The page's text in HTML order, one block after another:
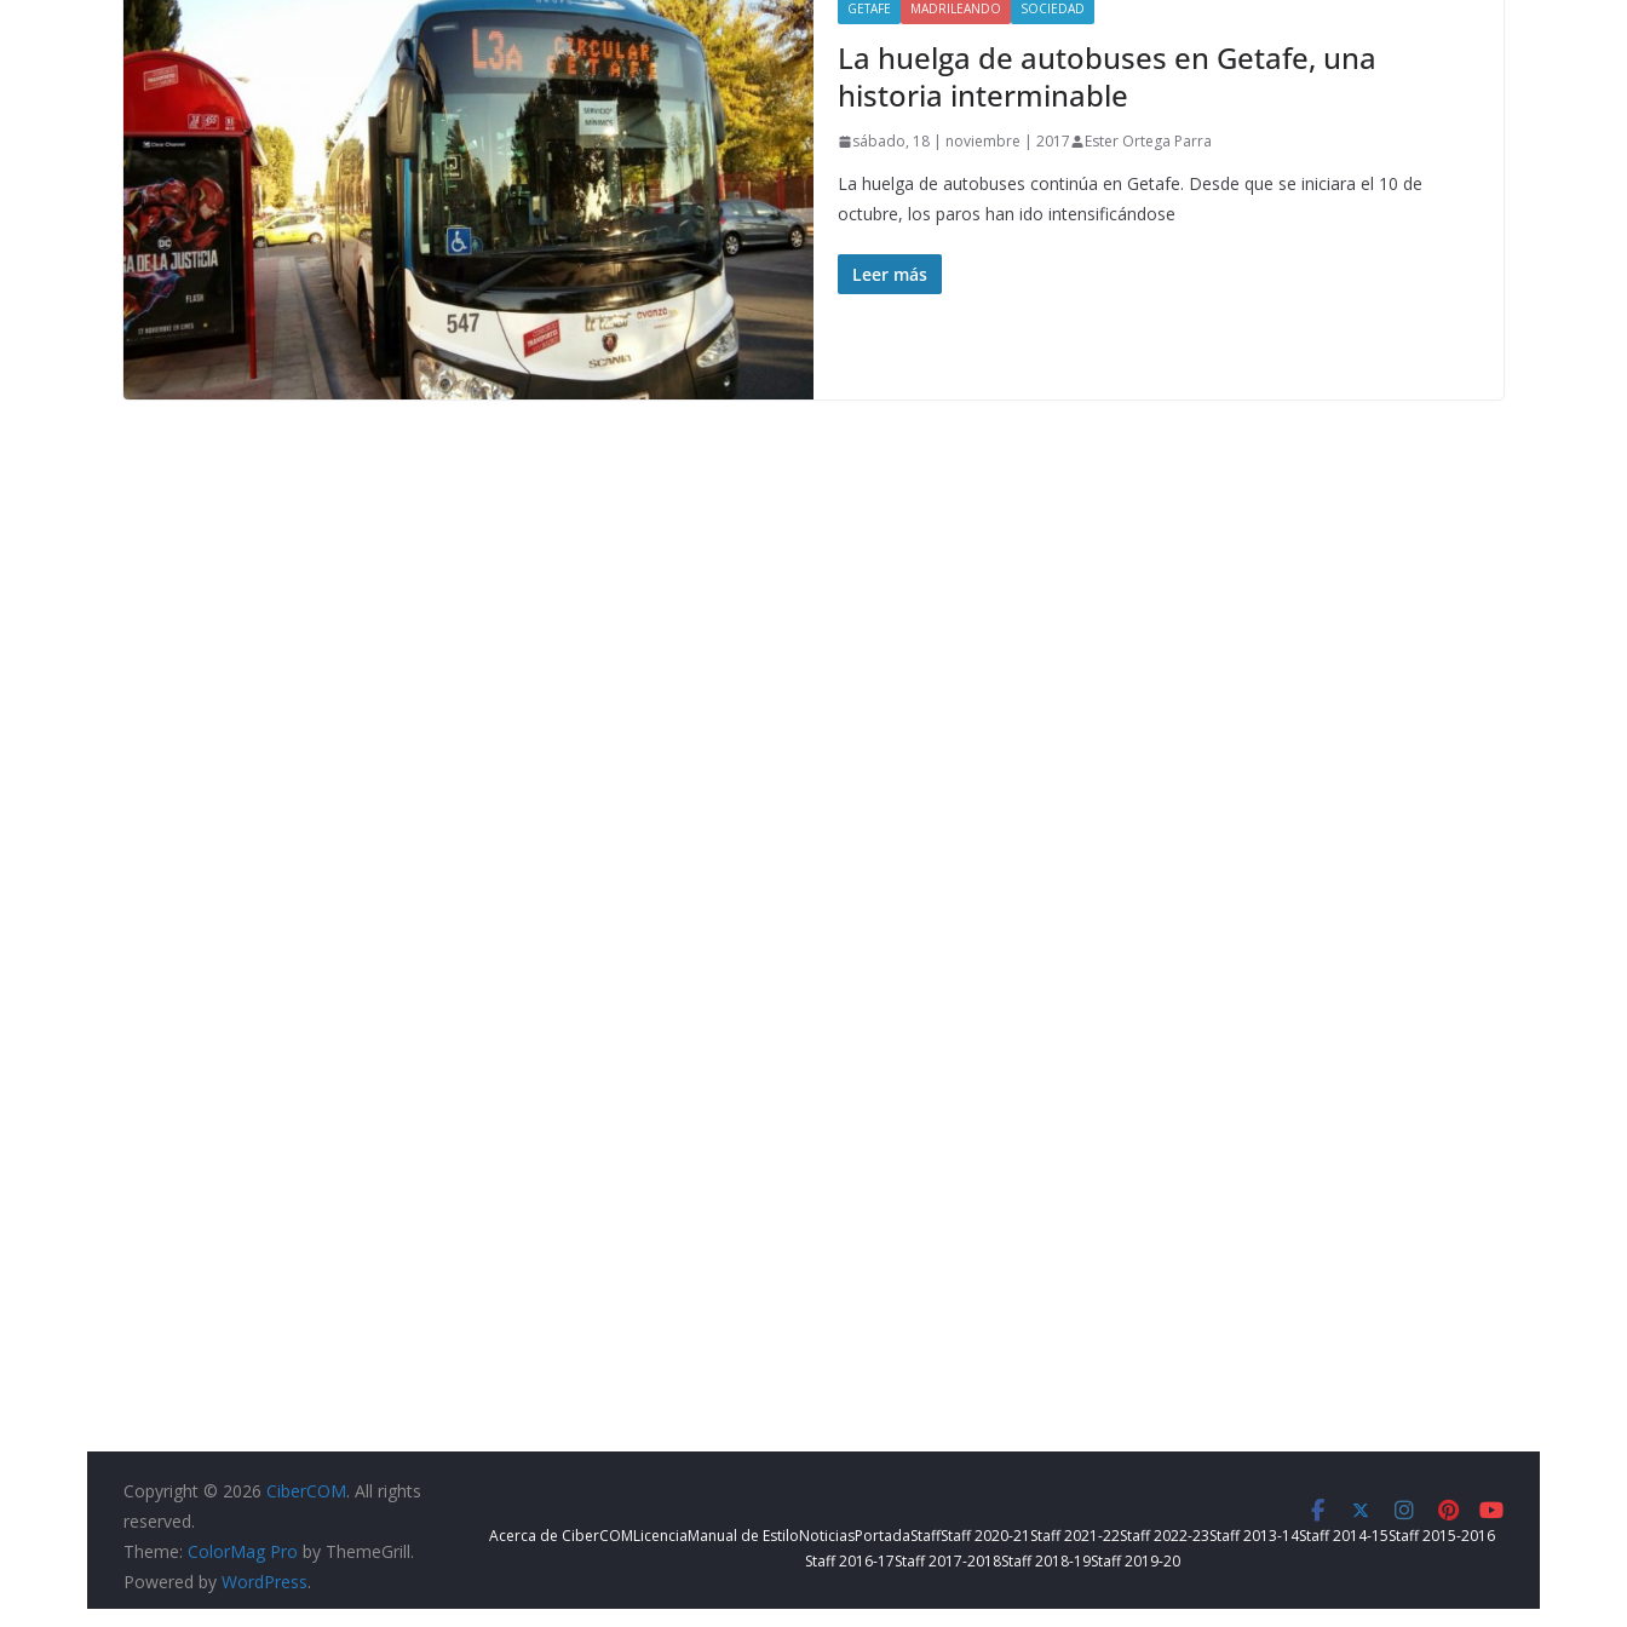
GETAFE MADRILEANDO SOCIEDAD
La huelga de autobuses en Getafe, una
historia interminable
sábado, 18 | noviembre | 2017 Ester Ortega Parra
La huelga de autobuses continúa en Getafe. Desde que se iniciara el 10 de
octubre, los paros han ido intensificándose
Leer más
Acerca de CiberCOMLicenciaManual de EstiloNoticiasPortadaStaffStaff 2020-21 Staff 2021-22Staff 2022-23Staff 2013-14Staff 2014-15Staff 2015-2016
Staff 2016-17Staff 2017-2018Staff 2018-19Staff 2019-20
Copyright © 2026 CiberCOM. All rights
reserved.
Theme: ColorMag Pro by ThemeGrill.
Powered by WordPress.